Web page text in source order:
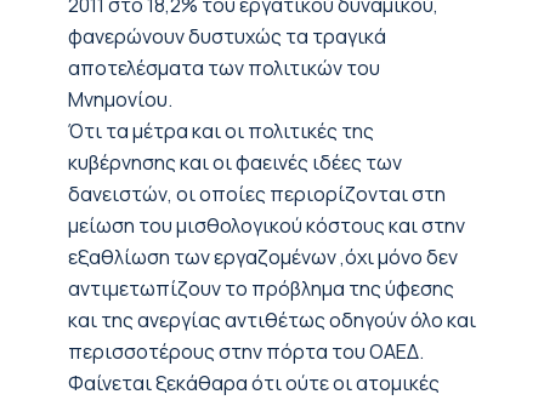
φανερώνουν δυστυχώς τα τραγικά
αποτελέσματα των πολιτικών του
Μνημονίου.
Ότι τα μέτρα και οι πολιτικές της
κυβέρνησης και οι φαεινές ιδέες των
δανειστών, οι οποίες περιορίζονται στη
μείωση του μισθολογικού κόστους και στην
εξαθλίωση των εργαζομένων ,όχι μόνο δεν
αντιμετωπίζουν το πρόβλημα της ύφεσης
και της ανεργίας αντιθέτως οδηγούν όλο και
περισσοτέρους στην πόρτα του ΟΑΕΔ.
Φαίνεται ξεκάθαρα ότι ούτε οι ατομικές